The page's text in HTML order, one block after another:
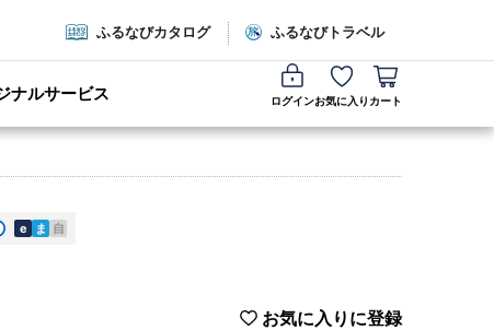
ふるなびカタログ ふるなびトラベル
ナルサービス ログインお気に入り カート
e ま 自
お気に入りに登録